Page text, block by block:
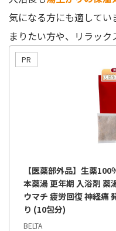
気になる方にも適してい
まりたい方や、リラック
【医薬部外品】生薬
本薬湯 更年期 入浴剤 薬
ウマチ 疲労回復 神経痛
り (10包分)
BELTA